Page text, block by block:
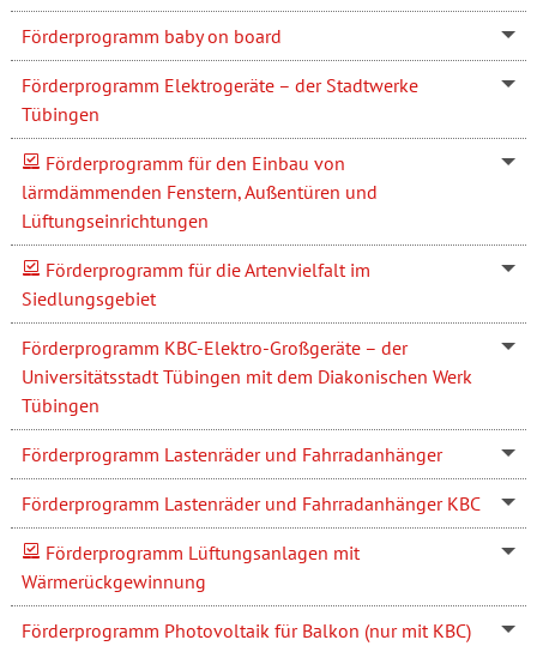
Förderprogramm baby on board
Förderprogramm Elektrogeräte – der Stadtwerke
Tübingen
Förderprogramm für den Einbau von
lärmdämmenden Fenstern, Außentüren und
Lüftungseinrichtungen
Förderprogramm für die Artenvielfalt im
Siedlungsgebiet
Förderprogramm KBC-Elektro-Großgeräte – der
Universitätsstadt Tübingen mit dem Diakonischen Werk
Tübingen
Förderprogramm Lastenräder und Fahrradanhänger
Förderprogramm Lastenräder und Fahrradanhänger KBC
Förderprogramm Lüftungsanlagen mit
Wärmerückgewinnung
Förderprogramm Photovoltaik für Balkon (nur mit KBC)